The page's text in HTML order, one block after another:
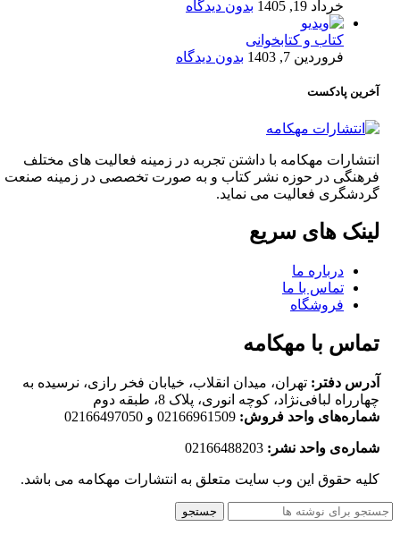
خرداد 19, 1405
بدون دیدگاه
کتاب و کتابخوانی
فروردین 7, 1403
بدون دیدگاه
آخرین پادکست
انتشارات مهکامه با داشتن تجربه در زمینه فعالیت های مختلف
فرهنگی در حوزه نشر کتاب و به صورت تخصصی در زمینه صنعت
گردشگری فعالیت می نماید.
لینک های سریع
درباره ما
تماس با ما
فروشگاه
تماس با مهکامه
آدرس دفتر: تهران، میدان انقلاب، خیابان فخر رازی، نرسیده به
چهارراه لبافی‌نژاد، کوچه انوری، پلاک 8، طبقه دوم
شماره‌های واحد فروش: 02166961509 و 02166497050
شماره‌‌ی واحد نشر:
کلیه حقوق این وب سایت متعلق به انتشارات مهکامه می باشد.
جستجو